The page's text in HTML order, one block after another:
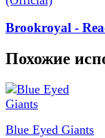
Brookroyal -
Похожие
Blue Eyed Giants